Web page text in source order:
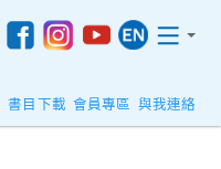
書目下載 會員專區 與我連絡